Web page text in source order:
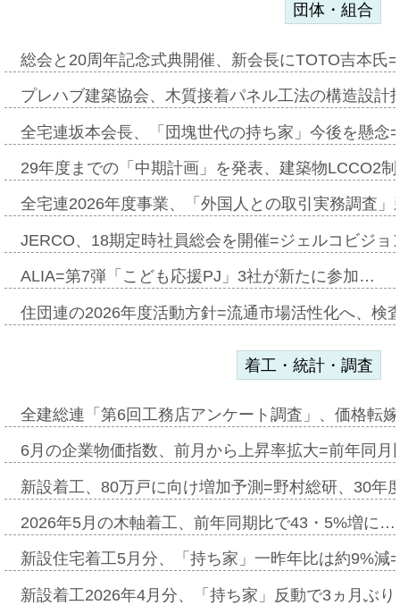
団体・組合
総会と20周年記念式典開催、新会長にTOTO吉本氏
プレハブ建築協会、木質接着パネル工法の構造設
全宅連坂本会長、「団塊世代の持ち家」今後を懸
29年度までの「中期計画」を発表、建築物LCCO2
全宅連2026年度事業、「外国人との取引実務調査
JERCO、18期定時社員総会を開催=ジェルコビジ
ALIA=第7弾「こども応援PJ」3社が新たに参加…
住団連の2026年度活動方針=流通市場活性化へ、検
着工・統計・調査
全建総連「第6回工務店アンケート調査」、価格転
6月の企業物価指数、前月から上昇率拡大=前年同
新設着工、80万戸に向け増加予測=野村総研、30年
2026年5月の木軸着工、前年同期比で43・5%増に…
新設住宅着工5月分、「持ち家」一昨年比は約9%
新設着工2026年4月分、「持ち家」反動で3ヵ月ぶ